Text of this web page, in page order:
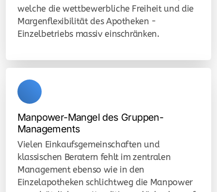
welche die wettbewerbliche Freiheit und die
Margenflexibilität des Apotheken -
Einzelbetriebs massiv einschränken.
Manpower-Mangel des Gruppen-
Managements
Vielen Einkaufsgemeinschaften und
klassischen Beratern fehlt im zentralen
Management ebenso wie in den
Einzelapotheken schlichtweg die Manpower